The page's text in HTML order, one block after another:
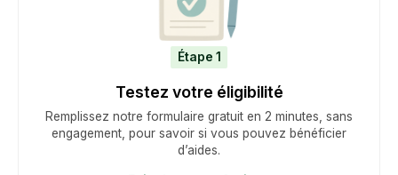
Étape 1
Testez votre éligibilité
Remplissez notre formulaire gratuit en 2 minutes, sans
engagement, pour savoir si vous pouvez bénéficier
d’aides.